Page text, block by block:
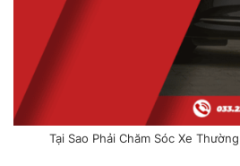
Tại Sao Phải Chăm Sóc Xe